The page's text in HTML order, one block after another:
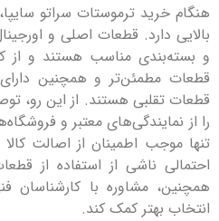
ترموستات سراتو سایپا، توجه
قطعات اصلی و اورجینال معمولاً
مناسب هستند و از کیفیت
و همچنین دارای طول
هستند. از این رو، توصیه
معتبر و فروشگاه‌های
اطمینان از اصالت کالا می‌شود،
ناشی از استفاده از قطعات
مشاوره با کارشناسان فنی در
کمک کند.